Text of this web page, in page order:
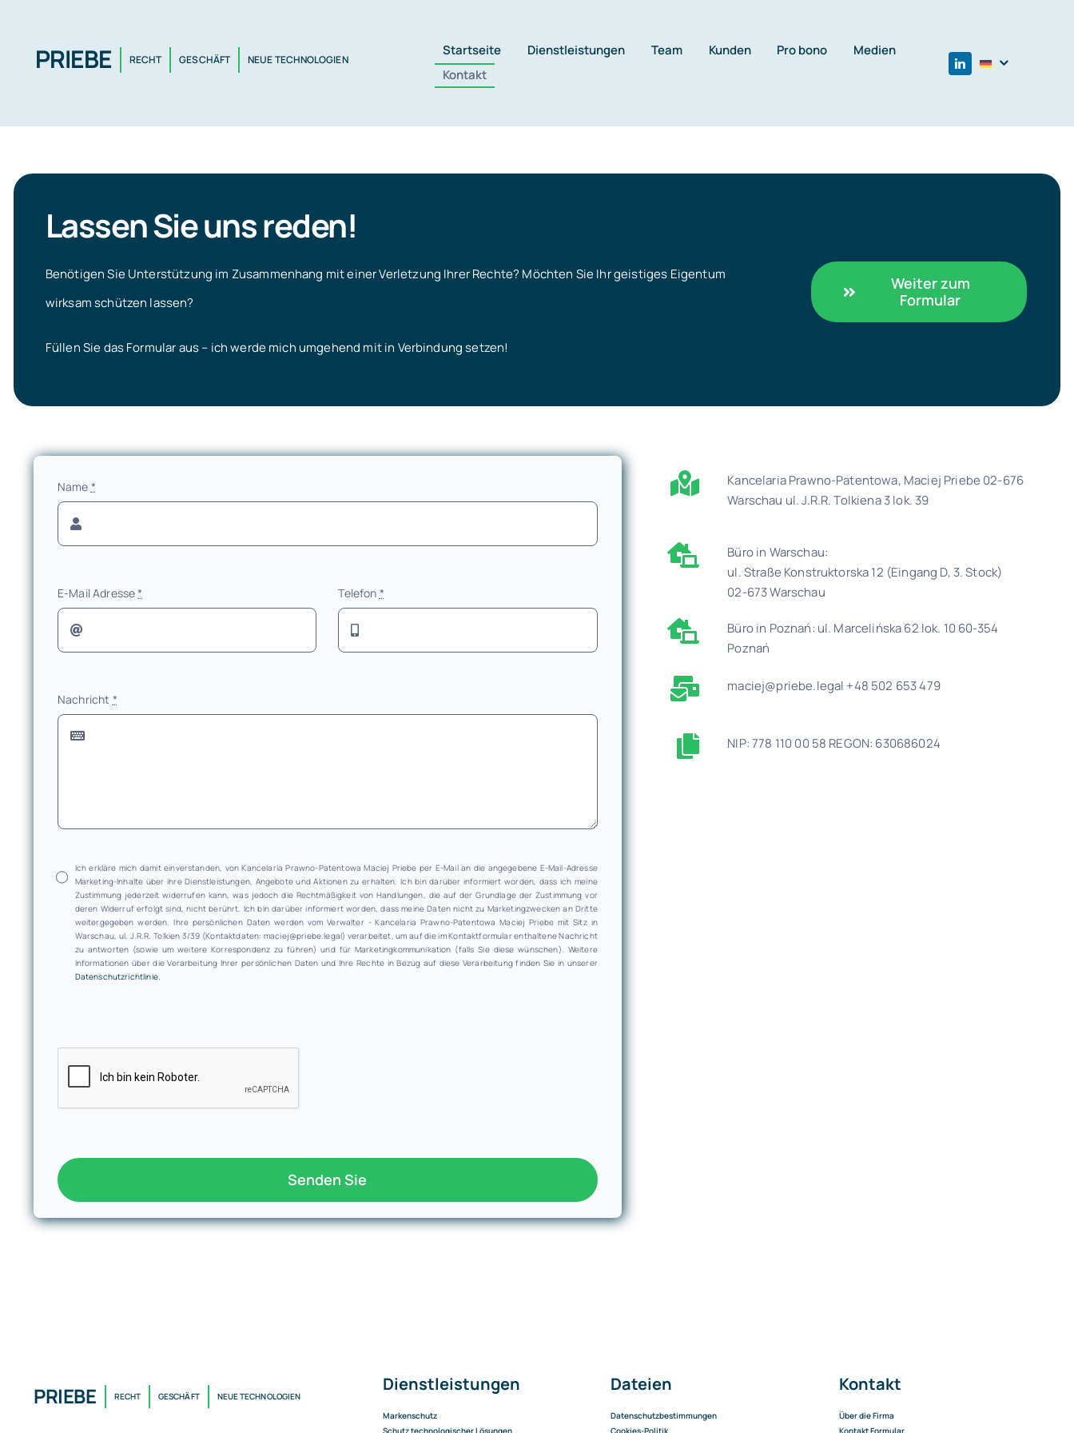
contentPRIEBE RECHT GESCHÄFT NEUE TECHNOLOGIEN
Startseite Dienstleistungen Team Kunden Pro bono
Medien
Kontakt
Lassen Sie uns reden!
Benötigen Sie Unterstützung im Zusammenhang mit einer Verletzung Ihrer Rechte? Möchten Sie Ihr geistiges Eigentum
wirksam schützen lassen?
Füllen Sie das Formular aus – ich werde mich umgehend mit in Verbindung setzen!
Weiter zum
Formular
Name *
E-Mail Adresse* Telefon *
Nachricht *
Ich erkläre mich damit einverstanden, von Kancelaria Prawno-Patentowa Maciej Priebe per E-Mail an die angegebene E-Mail-Adresse
Marketing-Inhalte über ihre Dienstleistungen, Angebote und Aktionen zu erhalten. Ich bin darüber informiert worden, dass ich meine
Zustimmung jederzeit widerrufen kann, was jedoch die Rechtmäßigkeit von Handlungen, die auf der Grundlage der Zustimmung vor
deren Widerruf erfolgt sind, nicht berührt. Ich bin darüber informiert worden, dass meine Daten nicht zu Marketingzwecken an Dritte
weitergegeben werden. Ihre persönlichen Daten werden vom Verwalter - Kancelaria Prawno-Patentowa Maciej Priebe mit Sitz in
Warschau, ul. J.R.R. Tolkien 3/39 (Kontaktdaten: maciej@priebe.legal) verarbeitet, um auf die im Kontaktformular enthaltene Nachricht
zu antworten (sowie um weitere Korrespondenz zu führen) und für Marketingkommunikation (falls Sie diese wünschen). Weitere
Informationen über die Verarbeitung Ihrer persönlichen Daten und Ihre Rechte in Bezug auf diese Verarbeitung finden Sie in unserer
Datenschutzrichtlinie.
Senden Sie
Kancelaria Prawno-Patentowa, Maciej Priebe 02-676
Warschau ul. J.R.R. Tolkiena 3 lok. 39
Büro in Warschau:
ul. Straße Konstruktorska 12 (Eingang D, 3. Stock)
02-673 Warschau
Büro in Poznań: ul. Marcelińska 62 lok. 10 60-354
Poznań
maciej@priebe.legal +48 502 653 479
NIP: 778 110 00 58 REGON: 630686024
PRIEBE RECHT GESCHÄFT NEUE TECHNOLOGIEN
Dienstleistungen
Markenschutz
Dateien
Datenschutzbestimmungen
Kontakt
Über die Firma